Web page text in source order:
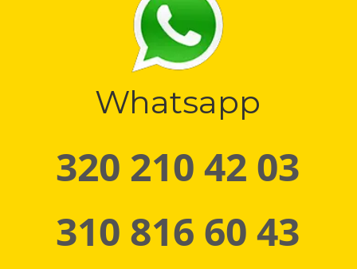
Whatsapp
320 210 42 03
310 816 60 43